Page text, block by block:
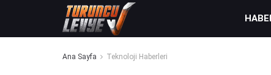
Ana Sayfa Teknoloji Haberleri